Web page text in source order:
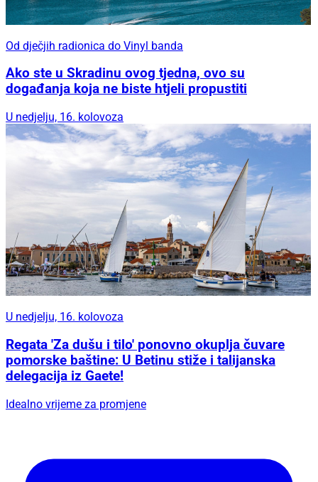
Od dječjih radionica do Vinyl banda
Ako ste u Skradinu ovog tjedna, ovo su
događanja koja ne biste htjeli propustiti
U nedjelju, 16. kolovoza
U nedjelju, 16. kolovoza
Regata 'Za dušu i tilo' ponovno okuplja čuvare
pomorske baštine: U Betinu stiže i talijanska
delegacija iz Gaete!
Idealno vrijeme za promjene